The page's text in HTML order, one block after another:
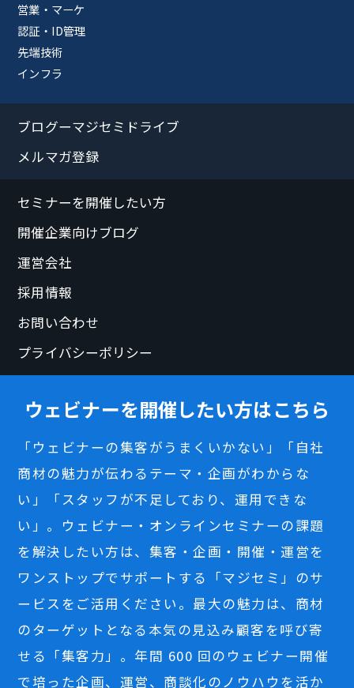
営業・マーケ
認証・ID管理
先端技術
インフラ
ブログーマジセミドライブ
メルマガ登録
セミナーを開催したい方
開催企業向けブログ
運営会社
採用情報
お問い合わせ
プライバシーポリシー
ウェビナーを開催したい方はこちら
「ウェビナーの集客がうまくいかない」「自社
商材の魅力が伝わるテーマ・企画がわからな
い」「スタッフが不足しており、運用できな
い」。ウェビナー・オンラインセミナーの課題
を解決したい方は、集客・企画・開催・運営を
ワンストップでサポートする「マジセミ」のサ
ービスをご活用ください。最大の魅力は、商材
のターゲットとなる本気の見込み顧客を呼び寄
せる「集客力」。年間 600 回のウェビナー開催
で培った企画、運営、商談化のノウハウを活か